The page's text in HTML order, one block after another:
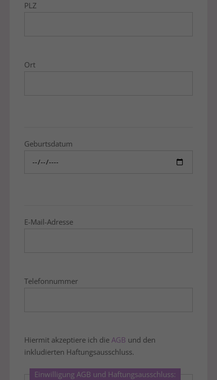
PLZ
Ort
Geburtsdatum
E-Mail-Adresse
Telefonnummer
Hiermit akzeptiere ich die AGB und den
inkludierten Haftungsausschluss.
Einwilligung AGB und Haftungsausschluss: